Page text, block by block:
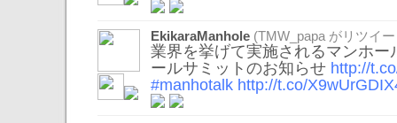
EkikaraManhole (TMW_papa がリツイ
業界を挙げて実施されるマンホー
ールサミットのお知らせ http://
#manhotalk http://t.co/